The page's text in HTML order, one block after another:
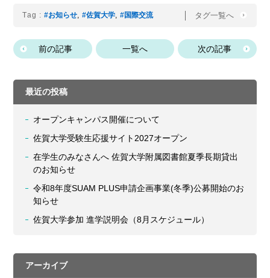
Tag : #お知らせ, #佐賀大学, #国際交流 タグ一覧へ
前の記事 一覧へ 次の記事
最近の投稿
オープンキャンパス開催について
佐賀大学受験生応援サイト2027オープン
在学生のみなさんへ 佐賀大学附属図書館夏季長期貸出
のお知らせ
令和8年度SUAM PLUS申請企画事業(冬季)公募開始のお
知らせ
佐賀大学参加 進学説明会（8月スケジュール）
アーカイブ